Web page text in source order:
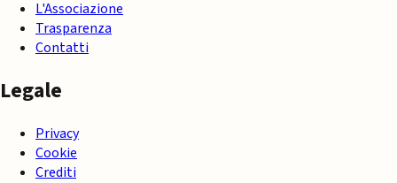
L'Associazione
Trasparenza
Contatti
Legale
Privacy
Cookie
Crediti